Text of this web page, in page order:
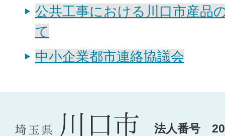
公共工事における川口市産品
て
中小企業都市連絡協議会
法人番号